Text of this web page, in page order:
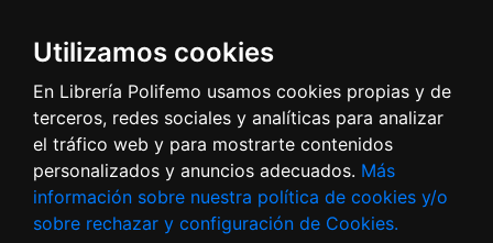
Utilizamos cookies
En Librería Polifemo usamos cookies propias y de
terceros, redes sociales y analíticas para analizar
el tráfico web y para mostrarte contenidos
personalizados y anuncios adecuados. Más
información sobre nuestra política de cookies y/o
sobre rechazar y configuración de Cookies.